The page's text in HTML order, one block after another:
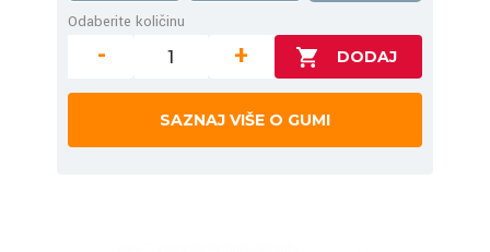
Odaberite količinu
- +
SAZNAJ VIŠE O GUMI